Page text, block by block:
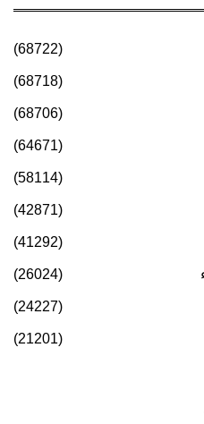
(68722)
(68718)
(68706)
(64671)
(58114)
(42871)
(41292)
(26024)
(24227)
(21201)